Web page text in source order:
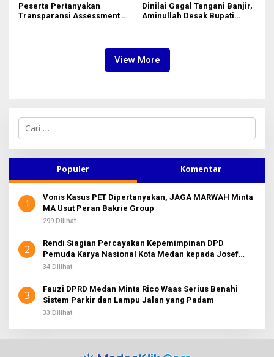
Peserta Pertanyakan
Transparansi Assessment PT
Dinilai Gagal Tangani Banjir,
Aminullah Desak Bupati
View More
C
i
n
u
k
Populer Komentar
1
Vonis Kasus PET Dipertanyakan, JAGA MARWAH Minta
MA Usut Peran Bakrie Group
299 Dilihat
2
Rendi Siagian Percayakan Kepemimpinan DPD
Pemuda Karya Nasional Kota Medan kepada Josef
Sembiring
34 Dilihat
3
Fauzi DPRD Medan Minta Rico Waas Serius Benahi
Sistem Parkir dan Lampu Jalan yang Padam
33 Dilihat